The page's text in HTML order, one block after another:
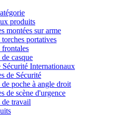
produits
montées sur arme
portatives
frontales
casque
Sécurité Internationaux
de Sécurité
de poche à angle droit
de scène d'urgence
de travail